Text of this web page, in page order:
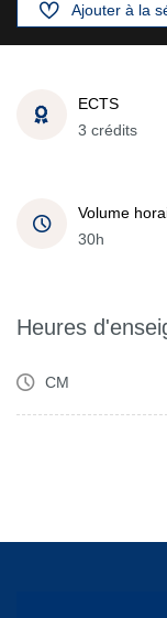
Ajouter à la
ECTS
3 crédits
Volume
30h
Heures
CM